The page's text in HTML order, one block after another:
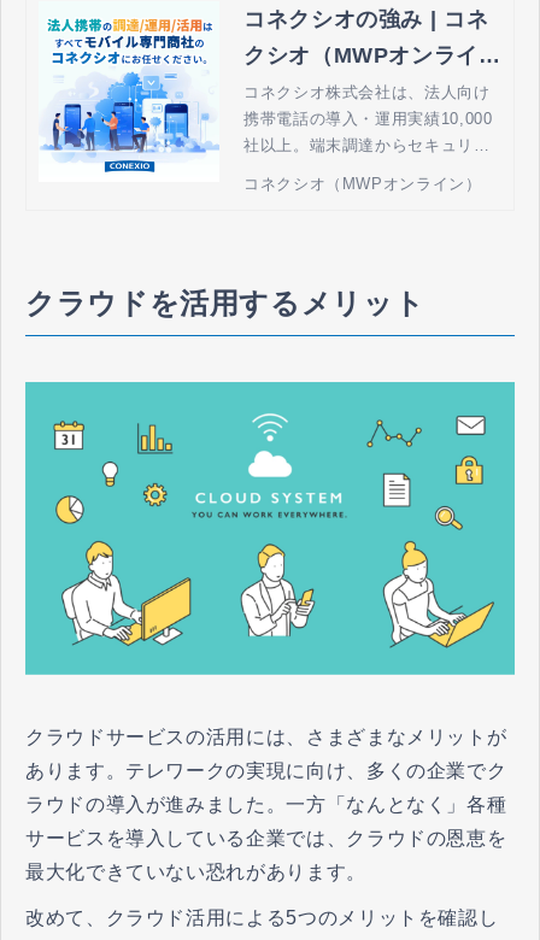
コネクシオの強み | コネ
クシオ（MWPオンライ
ン） - 法人携帯の導入・
運用管理
コネクシオ株式会社は、法人向け
携帯電話の導入・運用実績10,000
社以上。端末調達からセキュリテ
コネクシオ（MWPオンライン）
クラウドを活用するメリット
クラウドサービスの活用には、さまざまなメリットが
あります。テレワークの実現に向け、多くの企業でク
ラウドの導入が進みました。一方「なんとなく」各種
サービスを導入している企業では、クラウドの恩恵を
最大化できていない恐れがあります。
改めて、クラウド活用による5つのメリットを確認し